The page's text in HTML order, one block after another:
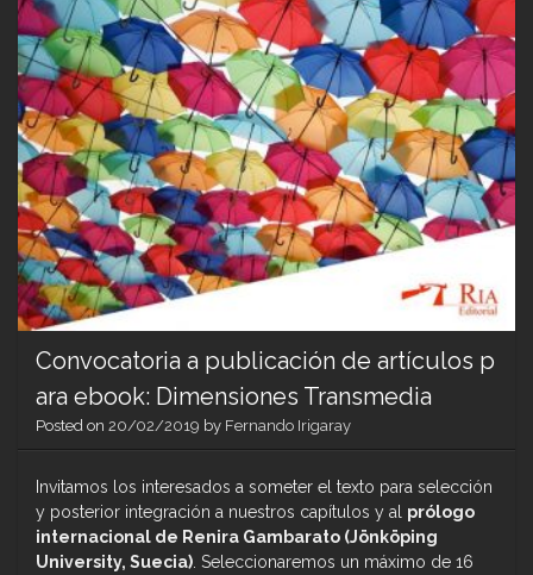
Convocatoria a publicación de artículos p
ara ebook: Dimensiones Transmedia
Posted on 20/02/2019 by Fernando Irigaray
Invitamos los interesados a someter el texto para selección
y posterior integración a nuestros capítulos y al prólogo
internacional de Renira Gambarato (Jönköping
University, Suecia) . Seleccionaremos un máximo de 16